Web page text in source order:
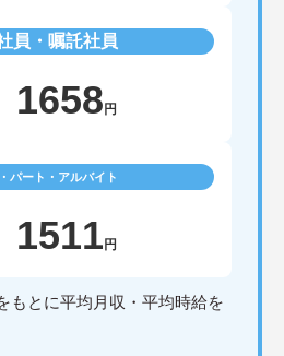
員・嘱託社員
1658 円
パート・アルバイト
1511 円
もとに平均月収・平均時給を